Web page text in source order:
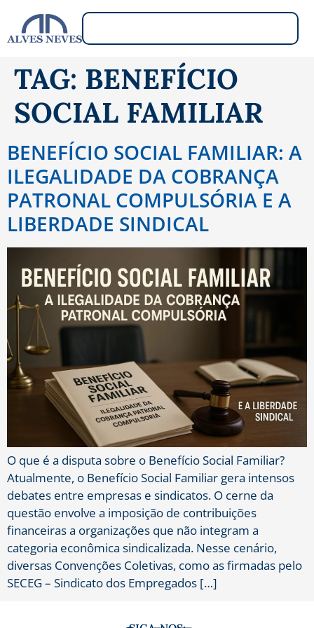
TAG: BENEFÍCIO
SOCIAL FAMILIAR
BENEFÍCIO SOCIAL FAMILIAR: A
ILEGALIDADE DA COBRANÇA
PATRONAL COMPULSÓRIA E A
LIBERDADE SINDICAL
O que é a disputa sobre o Benefício Social Familiar?
Atualmente, o Benefício Social Familiar gera intensos
debates entre empresas e sindicatos. O cerne da
questão envolve a imposição de contribuições
financeiras a organizações que não integram a
categoria econômica sindicalizada. Nesse cenário,
diversas Convenções Coletivas, como as firmadas pelo
SECEG – Sindicato dos Empregados […]